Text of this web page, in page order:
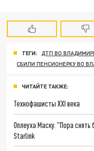
ТЕГИ:
ДТП ВО
СБИЛИ ПЕНСИОНЕРКУ ВО
ЧИТАЙТЕ ТАКЖЕ:
Технофашисты XXI века
Оплеуха Маску. "Пора
Starlink